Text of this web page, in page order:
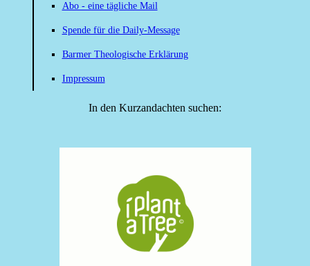
Abo - eine tägliche Mail
Spende für die Daily-Message
Barmer Theologische Erklärung
Impressum
In den Kurzandachten suchen: